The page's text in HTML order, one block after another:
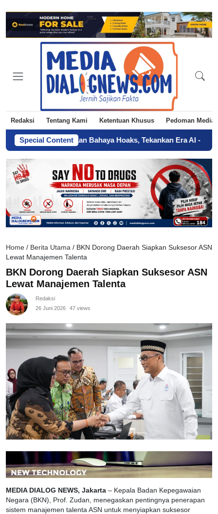
Redaksi Tentang Kami Ketentuan Khusus Pedoman Media
Special Content
Jakarta Ingatkan Bahaya Hoaks, Tekankan Era AI- Sertifikat
Home / Berita Utama / BKN Dorong Daerah Siapkan Suksesor ASN
Lewat Manajemen Talenta
BKN Dorong Daerah Siapkan Suksesor ASN
Lewat Manajemen Talenta
Redaksi
26 Juni 2026
47 views
MEDIA DIALOG NEWS, Jakarta – Kepala Badan Kepegawaian
Negara (BKN), Prof. Zudan, menegaskan pentingnya penerapan
sistem manajemen talenta ASN untuk menyiapkan suksesor